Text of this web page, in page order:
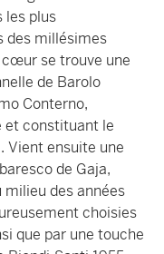
les plus
des millésimes
se trouve une
de Barolo
Conterno,
et constituant le
Vient ensuite une
de Gaja,
milieu des années
choisies
que par une touche